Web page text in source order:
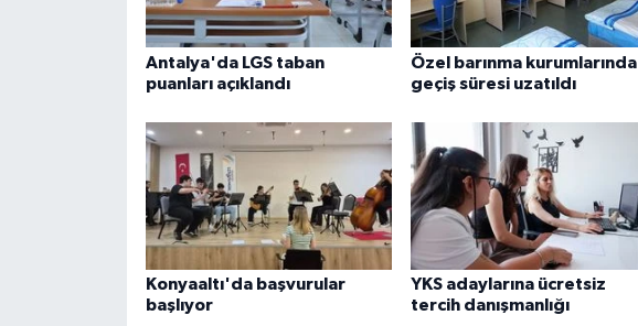
Antalya'da LGS taban
puanları açıklandı
Özel barınma kurumlarında
geçiş süresi uzatıldı
Konyaaltı'da başvurular
başlıyor
YKS adaylarına ücretsiz
tercih danışmanlığı